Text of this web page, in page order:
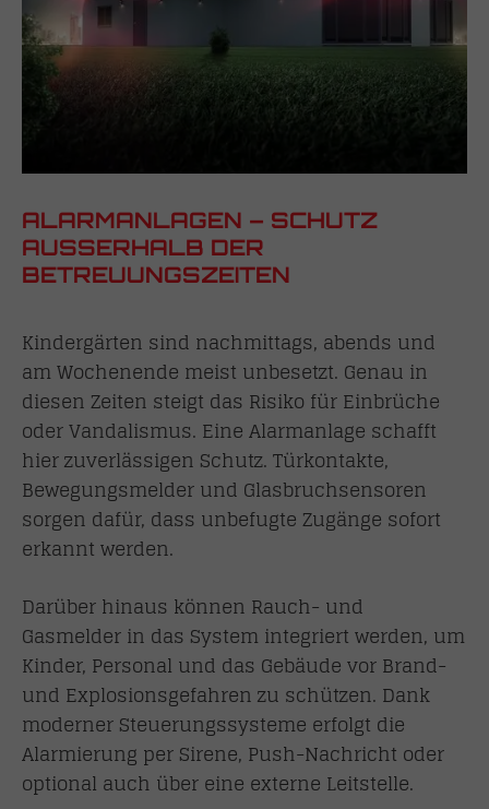
ALARMANLAGEN – SCHUTZ
AUSSERHALB DER B
ETREUUNGSZEITEN
Kindergärten sind nachmittags, abends und
am Wochenende meist unbesetzt. Genau in
diesen Zeiten steigt das Risiko für Einbrüche
oder Vandalismus. Eine Alarmanlage schafft
hier zuverlässigen Schutz. Türkontakte,
Bewegungsmelder und Glasbruchsensoren
sorgen dafür, dass unbefugte Zugänge sofort
erkannt werden.
Darüber hinaus können Rauch- und
Gasmelder in das System integriert werden, um
Kinder, Personal und das Gebäude vor Brand-
und Explosionsgefahren zu schützen. Dank
moderner Steuerungssysteme erfolgt die
Alarmierung per Sirene, Push-Nachricht oder
optional auch über eine externe Leitstelle.